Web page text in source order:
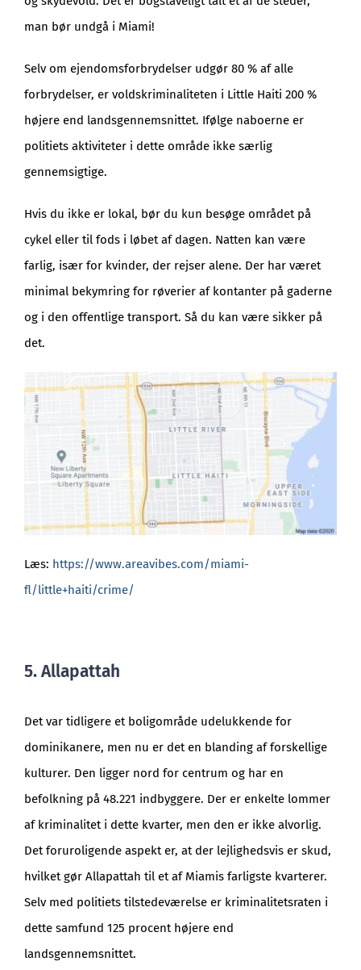
man bør undgå i Miami!
Selv om ejendomsforbrydelser udgør 80 % af alle
forbrydelser, er voldskriminaliteten i Little Haiti 200 %
højere end landsgennemsnittet. Ifølge naboerne er
politiets aktiviteter i dette område ikke særlig
gennemsigtige.
Hvis du ikke er lokal, bør du kun besøge området på
cykel eller til fods i løbet af dagen. Natten kan være
farlig, især for kvinder, der rejser alene. Der har været
minimal bekymring for røverier af kontanter på gaderne
og i den offentlige transport. Så du kan være sikker på
det.
Læs: https://www.areavibes.com/miami-
fl/little+haiti/crime/
5. Allapattah
Det var tidligere et boligområde udelukkende for
dominikanere, men nu er det en blanding af forskellige
kulturer. Den ligger nord for centrum og har en
befolkning på 48.221 indbyggere. Der er enkelte lommer
af kriminalitet i dette kvarter, men den er ikke alvorlig.
Det foruroligende aspekt er, at der lejlighedsvis er skud,
hvilket gør Allapattah til et af Miamis farligste kvarterer.
Selv med politiets tilstedeværelse er kriminalitetsraten i
dette samfund 125 procent højere end
landsgennemsnittet.